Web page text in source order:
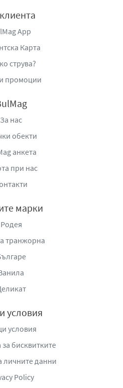
App
Карта
струва?
промоции
За нас
обекти
анкета
при нас
марки
Родея
транжорна
условия
условия
бисквитките
личните данни
Policy